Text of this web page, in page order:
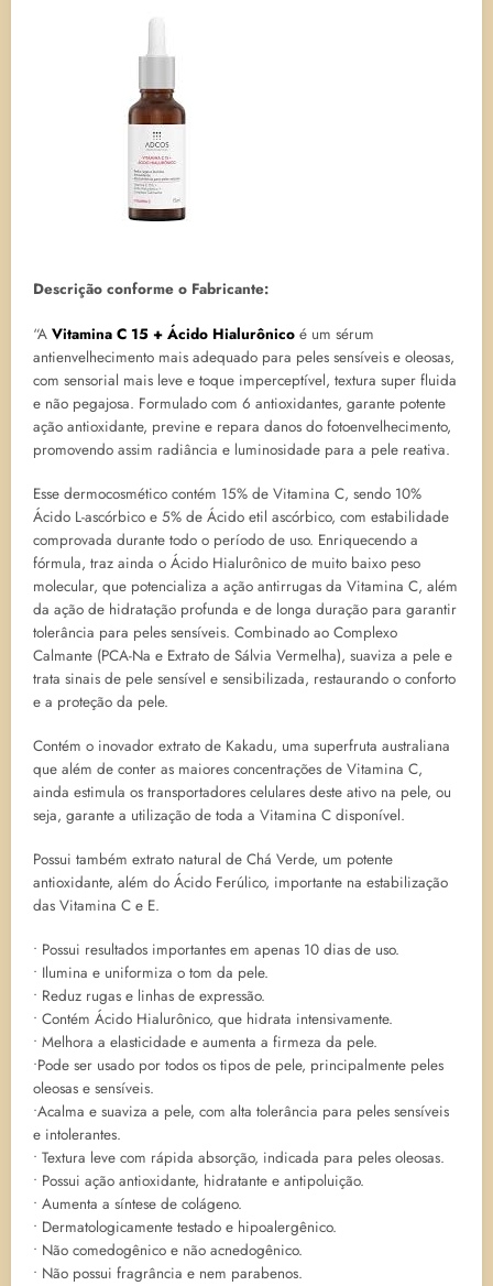
Descrição conforme o Fabricante:
“A Vitamina C 15 + Ácido Hialurônico é um sérum
antienvelhecimento mais adequado para peles sensíveis e oleosas,
com sensorial mais leve e toque imperceptível, textura super fluida
e não pegajosa. Formulado com 6 antioxidantes, garante potente
ação antioxidante, previne e repara danos do fotoenvelhecimento,
promovendo assim radiância e luminosidade para a pele reativa.
Esse dermocosmético contém 15% de Vitamina C, sendo 10%
Ácido L-ascórbico e 5% de Ácido etil ascórbico, com estabilidade
comprovada durante todo o período de uso. Enriquecendo a
fórmula, traz ainda o Ácido Hialurônico de muito baixo peso
molecular, que potencializa a ação antirrugas da Vitamina C, além
da ação de hidratação profunda e de longa duração para garantir
tolerância para peles sensíveis. Combinado ao Complexo
Calmante (PCA-Na e Extrato de Sálvia Vermelha), suaviza a pele e
trata sinais de pele sensível e sensibilizada, restaurando o conforto
e a proteção da pele.
Contém o inovador extrato de Kakadu, uma superfruta australiana
que além de conter as maiores concentrações de Vitamina C,
ainda estimula os transportadores celulares deste ativo na pele, ou
seja, garante a utilização de toda a Vitamina C disponível.
Possui também extrato natural de Chá Verde, um potente
antioxidante, além do Ácido Ferúlico, importante na estabilização
das Vitamina C e E.
• Possui resultados importantes em apenas 10 dias de uso.
• Ilumina e uniformiza o tom da pele.
• Reduz rugas e linhas de expressão.
• Contém Ácido Hialurônico, que hidrata intensivamente.
• Melhora a elasticidade e aumenta a firmeza da pele.
•Pode ser usado por todos os tipos de pele, principalmente peles
oleosas e sensíveis.
•Acalma e suaviza a pele, com alta tolerância para peles sensíveis
e intolerantes.
• Textura leve com rápida absorção, indicada para peles oleosas.
• Possui ação antioxidante, hidratante e antipoluição.
• Aumenta a síntese de colágeno.
• Dermatologicamente testado e hipoalergênico.
• Não comedogênico e não acnedogênico.
• Não possui fragrância e nem parabenos.